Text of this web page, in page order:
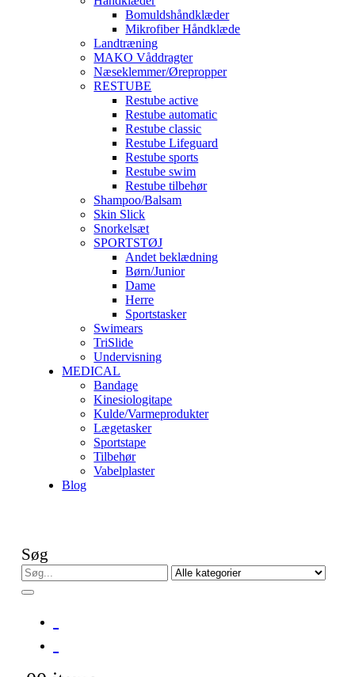
Bomuldshåndklæder
Mikrofiber Håndklæde
Landtræning
MAKO Våddragter
Næseklemmer/Ørepropper
RESTUBE
Restube active
Restube automatic
Restube classic
Restube Lifeguard
Restube sports
Restube swim
Restube tilbehør
Shampoo/Balsam
Skin Slick
Snorkelsæt
SPORTSTØJ
Andet beklædning
Børn/Junior
Dame
Herre
Sportstasker
Swimears
TriSlide
Undervisning
MEDICAL
Bandage
Kinesiologitape
Kulde/Varmeprodukter
Lægetasker
Sportstape
Tilbehør
Vabelplaster
Blog
Søg